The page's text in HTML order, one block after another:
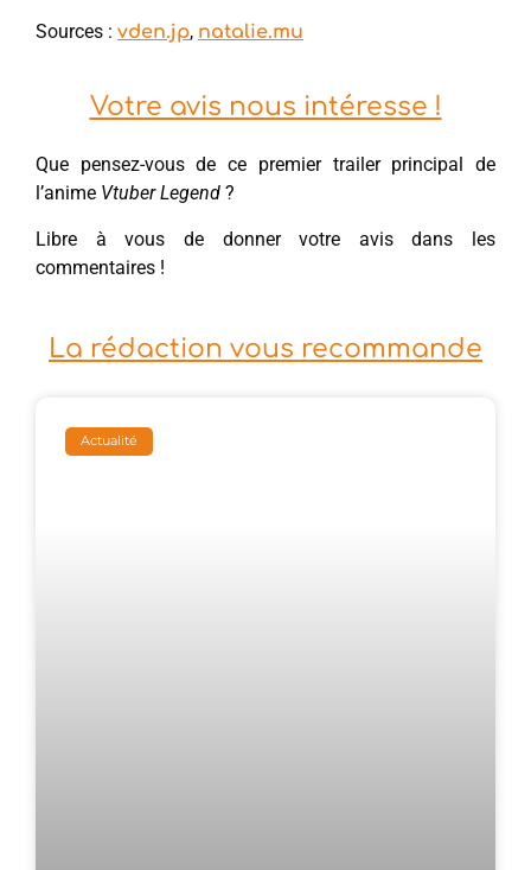
Sources : vden.jp, natalie.mu
Votre avis nous intéresse !
Que pensez-vous de ce premier trailer principal de
l’anime Vtuber Legend ?
Libre à vous de donner votre avis dans les
commentaires !
La rédaction vous recommande
Actualité